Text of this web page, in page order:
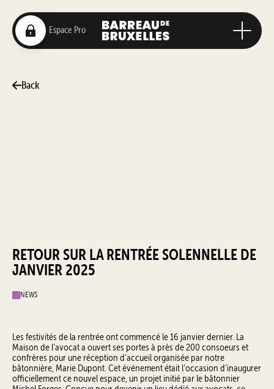
Back
RETOUR SUR LA RENTRÉE SOLENNELLE DE
JANVIER 2025
NEWS
Les festivités de la rentrée ont commencé le 16 janvier dernier. La
Maison de l’avocat a ouvert ses portes à près de 200 consoeurs et
confrères pour une réception d’accueil organisée par notre
bâtonnière, Marie Dupont. Cet événement était l’occasion d’inaugurer
officiellement ce nouvel espace, un projet initié par le bâtonnier